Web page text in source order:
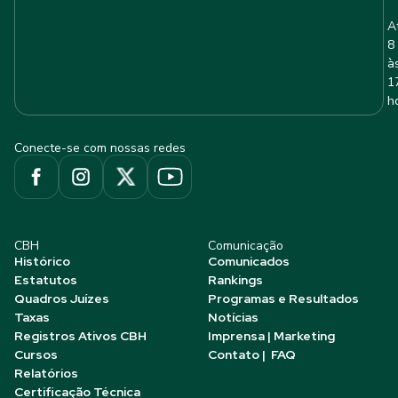
8
Conecte-se com nossas redes
CBH
Histórico
Estatutos
Quadros Juízes
Taxas
Registros Ativos CBH
Cursos
Relatórios
Certificação Técnica
Comunicação
Comunicados
Rankings
Programas e Resultados
Notícias
Imprensa | Marketing
Contato | FAQ